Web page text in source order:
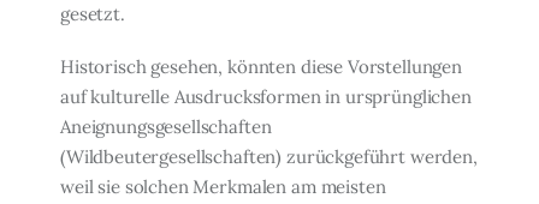
gesetzt.
Historisch gesehen, könnten diese Vorstellungen
auf kulturelle Ausdrucksformen in ursprünglichen
Aneignungsgesellschaften
(Wildbeutergesellschaften) zurückgeführt werden,
weil sie solchen Merkmalen am meisten